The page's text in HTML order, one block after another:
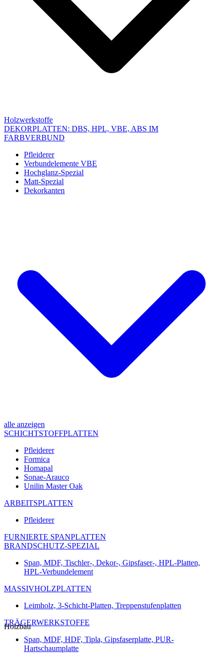
Holzwerkstoffe
DEKORPLATTEN: DBS, HPL, VBE, ABS IM
FARBVERBUND
Pfleiderer
Verbundelemente VBE
Hochglanz-Spezial
Matt-Spezial
Dekorkanten
alle anzeigen
SCHICHTSTOFFPLATTEN
Pfleiderer
Formica
Homapal
Sonae-Arauco
Unilin Master Oak
ARBEITSPLATTEN
Pfleiderer
FURNIERTE SPANPLATTEN
BRANDSCHUTZ-SPEZIAL
Span, MDF, Tischler-, Dekor-, Gipsfaser-, HPL-Platten,
HPL-Verbundelement
MASSIVHOLZPLATTEN
Leimholz, 3-Schicht-Platten, Treppenstufenplatten
TRÄGERWERKSTOFFE
Span, MDF, HDF, Tipla, Gipsfaserplatte, PUR-
Hartschaumplatte
Holzbau